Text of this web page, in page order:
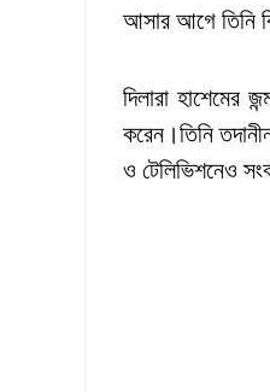
আসার আগে তিনি
দিলারা হাশেমের
করেন।তিনি
ও টেলিভিশনেও